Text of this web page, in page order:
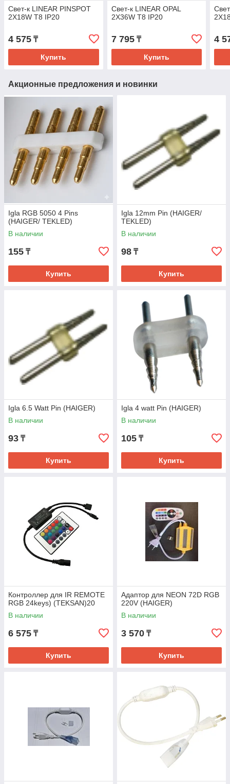
Свет-к LINEAR PINSPOT
2X18W T8 IP20
4 575 ₸
Купить
Свет-к LINEAR OPAL
2X36W T8 IP20
7 795₸
Купить
4
Акционные предложения и новинки
Igla RGB 5050 4 Pins
(HAIGER/ TEKLED)
В наличии
155 ₸
Купить
Igla 12mm Pin (HAIGER/
TEKLED)
В наличии
98 ₸
Купить
Igla 6.5 Watt Pin (HAIGER)
В наличии
93 ₸
Купить
Igla 4 watt Pin (HAIGER)
В наличии
105 ₸
Купить
Контроллер для IR REMOTE
RGB 24keys) (TEKSAN)20
В наличии
6 575 ₸
Купить
Адаптор для NEON 72D RGB
220V (HAIGER)
В наличии
3 570 ₸
Купить